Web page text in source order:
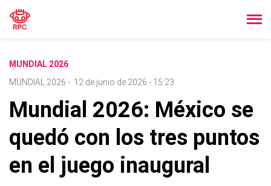
MUNDIAL 2026
MUNDIAL 2026 - 12 de junio de 2026 - 15:23
Mundial 2026: México se
quedó con los tres puntos
en el juego inaugural